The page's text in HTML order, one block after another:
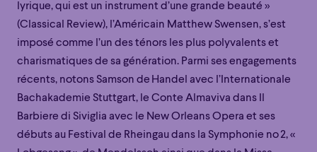
lyrique, qui est un instrument d’une grande beauté »
(Classical Review), l’Américain Matthew Swensen, s’est
imposé comme l’un des ténors les plus polyvalents et
charismatiques de sa génération. Parmi ses engagements
récents, notons Samson de Handel avec l’Internationale
Bachakademie Stuttgart, le Conte Almaviva dans Il
Barbiere di Siviglia avec le New Orleans Opera et ses
débuts au Festival de Rheingau dans la Symphonie no2,«